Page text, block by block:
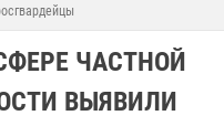
ЧАСТНОЙ
ВЫЯВИЛИ